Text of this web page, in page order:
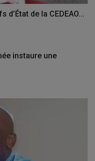
de la CEDEAO...
instaure une